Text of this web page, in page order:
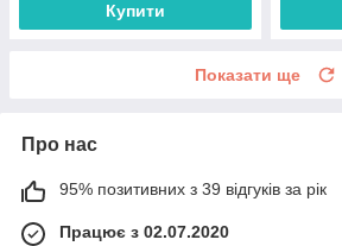
Купити
Показати ще
Про нас
95% позитивних з 39 відгуків за рік
Працює з 02.07.2020